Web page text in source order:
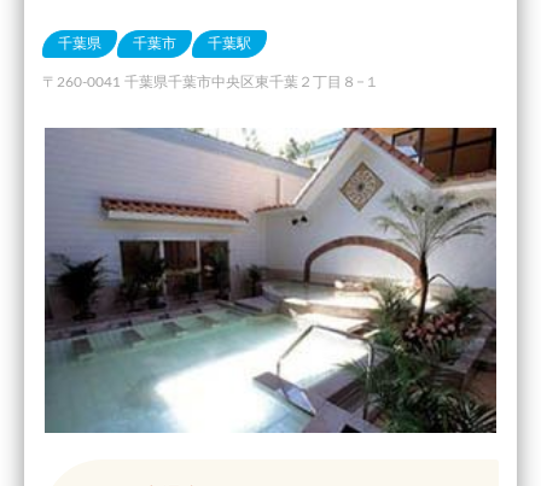
千葉県 千葉市 千葉駅
〒260-0041 千葉県千葉市中央区東千葉２丁目８−１